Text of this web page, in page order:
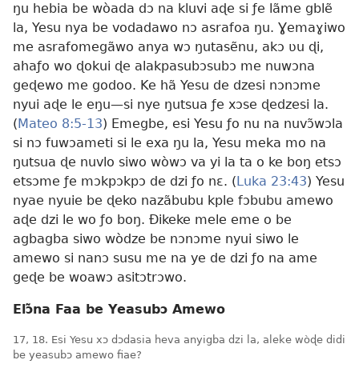
ŋu hebia be wòada dɔ na kluvi aɖe si ƒe lãme gblẽ
la, Yesu nya be vodadawo nɔ asrafoa ŋu. Ɣemaɣiwo
me asrafomegãwo anya wɔ ŋutasẽnu, akɔ ʋu ɖi,
ahaƒo wo ɖokui ɖe alakpasubɔsubɔ me nuwɔna
geɖewo me godoo. Ke hã Yesu de dzesi nɔnɔme
nyui aɖe le eŋu—si nye ŋutsua ƒe xɔse ɖedzesi la.
(Mateo 8:5-13) Emegbe, esi Yesu ƒo nu na nuvɔ̃wɔla
si nɔ fuwɔameti si le exa ŋu la, Yesu meka mo na
ŋutsua ɖe nuvlo siwo wòwɔ va yi la ta o ke boŋ etsɔ
etsɔme ƒe mɔkpɔkpɔ de dzi ƒo nɛ. (Luka 23:43) Yesu
nyae nyuie be ɖeko nazãbubu kple fɔbubu amewo
aɖe dzi le wo ƒo boŋ. Ðikeke mele eme o be
agbagba siwo wòdze be nɔnɔme nyui siwo le
amewo si nanɔ susu me na ye de dzi ƒo na ame
geɖe be woawɔ asitɔtrɔwo.
Elɔ̃na Faa be Yeasubɔ Amewo
17, 18. Esi Yesu xɔ dɔdasia heva anyigba dzi la, aleke wòɖe didi
be yeasubɔ amewo fiae?